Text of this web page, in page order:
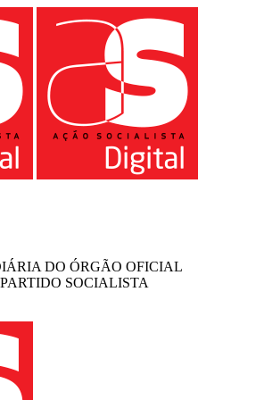
DO ÓRGÃO OFICIAL
SOCIALISTA